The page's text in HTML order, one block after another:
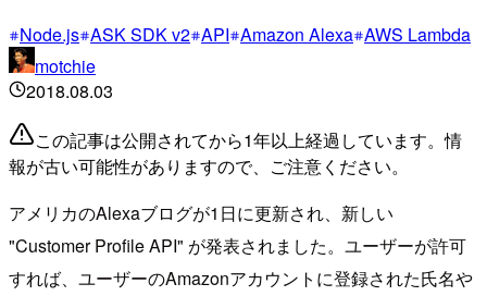
Node.js ASK SDK v2 API Amazon Alexa AWS Lambda
motchie
2018.08.03
この記事は公開されてから1年以上経過しています。情
報が古い可能性がありますので、ご注意ください。
アメリカのAlexaブログが1日に更新され、新しい
"Customer Profile API" が発表されました。ユーザーが許可
すれば、ユーザーのAmazonアカウントに登録された氏名や